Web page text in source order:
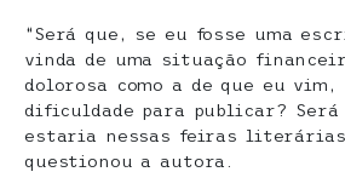
“Será que, se eu fosse uma
vinda de uma situação
dolorosa como a de que eu
dificuldade para publicar? Será
estaria nessas feiras
questionou a autora.